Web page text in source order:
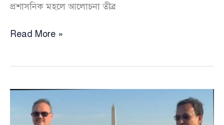
প্রশাসনিক মহলে আলোচনা তীব্র
প্রধানমন্ত্রীর
রিপোর্ট,
আলোচিত
‘বালিশ
Read More »